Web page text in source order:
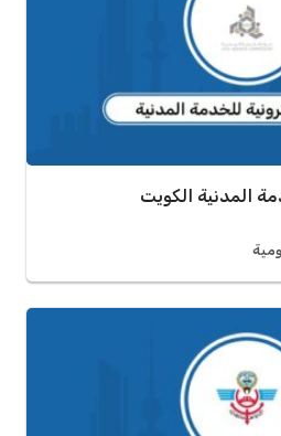
المدنية الكويت